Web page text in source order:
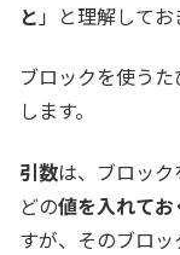
と 」と理解してお
ブロックを使う
します。
引数は、ブロッ
どの値を入れて
すが、そのブロ